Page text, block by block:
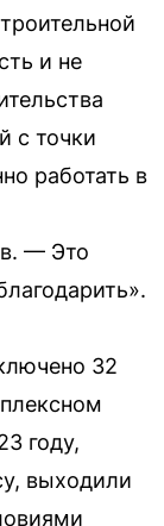
и не
с точки
работать в
— Это
32
году,
выходили